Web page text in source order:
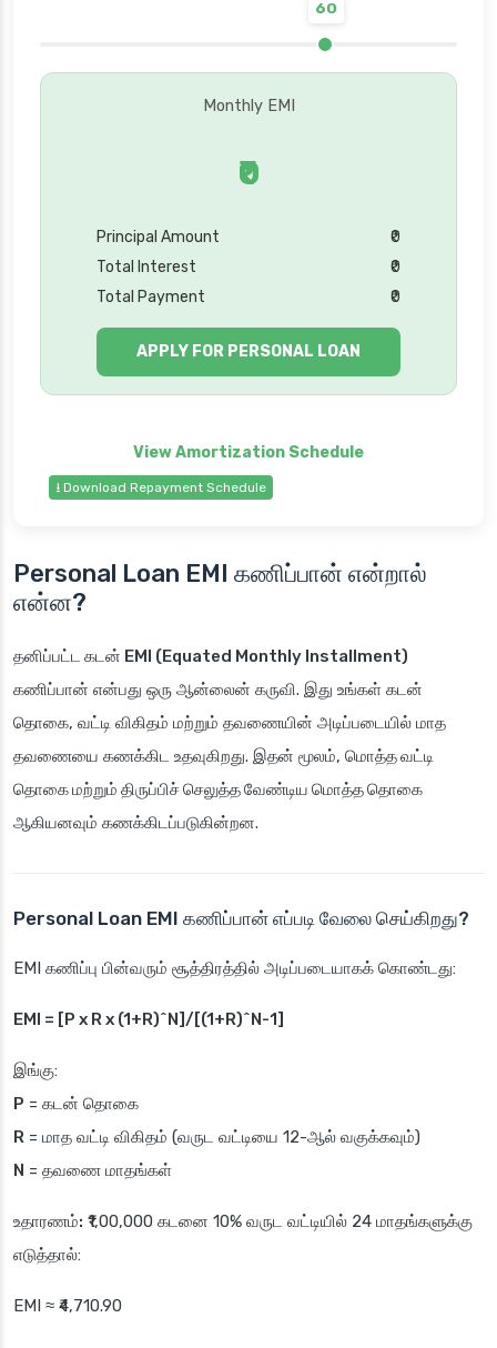
60
Monthly EMI
₹0
Principal Amount
₹0
Total Interest
₹0
Total Payment
₹0
APPLY FOR PERSONAL LOAN
⭳ Download Repayment Schedule
Personal Loan EMI கணிப்பான் என்றால்
என்ன?
தனிப்பட்ட கடன் EMI (Equated Monthly Installment)
கணிப்பான் என்பது ஒரு ஆன்லைன் கருவி. இது உங்கள் கடன்
தொகை, வட்டி விகிதம் மற்றும் தவணையின் அடிப்படையில் மாத
தவணையை கணக்கிட உதவுகிறது. இதன் மூலம், மொத்த வட்டி
தொகை மற்றும் திருப்பிச் செலுத்த வேண்டிய மொத்த தொகை
ஆகியனவும் கணக்கிடப்படுகின்றன.
Personal Loan EMI கணிப்பான் எப்படி வேலை செய்கிறது?
EMI கணிப்பு பின்வரும் சூத்திரத்தில் அடிப்படையாகக் கொண்டது:
EMI = [P x R x (1+R)^N]/[(1+R)^N-1]
இங்கு:
P = கடன் தொகை
R = மாத வட்டி விகிதம் (வருட வட்டியை 12-ஆல் வகுக்கவும்)
N = தவணை மாதங்கள்
உதாரணம்: ₹1,00,000 கடனை 10% வருட வட்டியில் 24 மாதங்களுக்கு
எடுத்தால்:
EMI ≈ ₹4,710.90